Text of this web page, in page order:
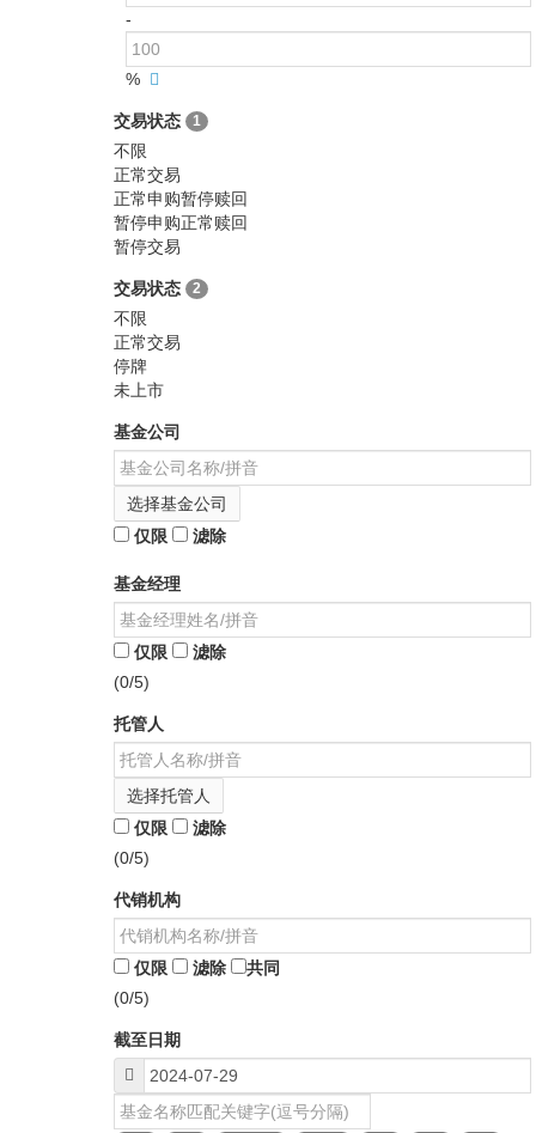
-
%
交易状态 1
不限
正常交易
正常申购暂停赎回
暂停申购正常赎回
暂停交易
交易状态 2
不限
正常交易
停牌
未上市
基金公司
选择基金公司
仅限
滤除
基金经理
仅限
滤除
(0/5)
托管人
选择托管人
仅限
滤除
(0/5)
代销机构
仅限 滤除
共同
(0/5)
截至日期